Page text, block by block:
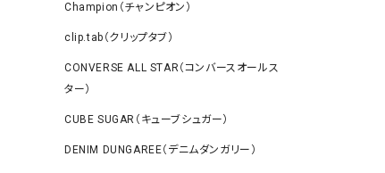
Champion（チャンピオン）
clip.tab（クリップタブ）
CONVERSE ALL STAR（コンバースオールス
ター）
CUBE SUGAR（キューブシュガー）
DENIM DUNGAREE（デニムダンガリー）